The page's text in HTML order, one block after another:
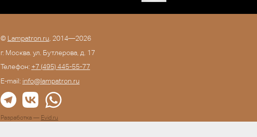
© Lampatron.ru , 2014—2026
г. Москва. ул. Бутлерова, д. 17
Телефон: +7 (495) 445-55-77
E-mail: info@lampatron.ru
Разработка — Evid.ru